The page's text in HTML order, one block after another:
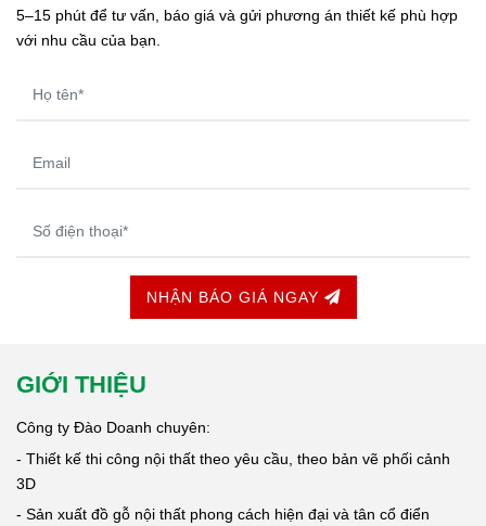
5–15 phút để tư vấn, báo giá và gửi phương án thiết kế phù hợp
với nhu cầu của bạn.
NHẬN BÁO GIÁ NGAY
GIỚI THIỆU
Công ty Đào Doanh chuyên:
- Thiết kế thi công nội thất theo yêu cầu, theo bản vẽ phối cảnh
3D
- Sản xuất đồ gỗ nội thất phong cách hiện đại và tân cổ điển